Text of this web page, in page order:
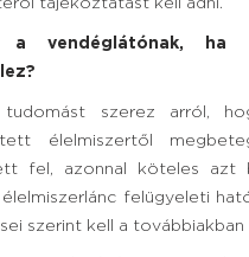
tájékoztatást kell adni.
vendéglátónak, ha
szerez arról,
élelmiszertől
fel, azonnal köteles azt
felügyeleti
szerint kell a továbbiakban